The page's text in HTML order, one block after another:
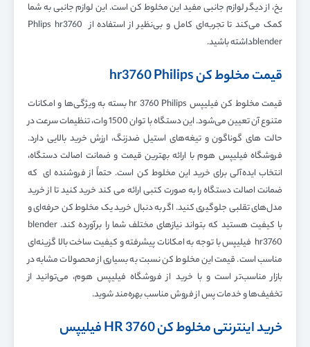
یخ، از دیگر لوازم جانبی مفید این مخلوط کن است. این لوازم جانبی به شما
کمک می‌کند تا تجربه‌ای کامل و بی‌نظیر از استفاده از Phlips hr3760
blenderداشته باشید.
قیمت مخلوط کن hr3760 Philips
قیمت مخلوط کن فیلیپس hr 3760 Philips بسته به ویژگی‌ها و امکانات
متنوع آن تعیین می‌شود. این دستگاه با توان 1500 وات، تنظیمات سرعت در
حالت های گوناگون و تیغه‌های استیل ضدزنگ، ارزش خرید بالایی دارد.
فروشگاه فیلیپس هوم با ارائه بهترین قیمت و ضمانت اصالت دستگاه،
انتخاب ایده‌آلی برای خرید این مخلوط کن است. حتماً از فروشنده ای که
ضمانت اصالت دستگاه را به صورت کتبی ارائه می کند خرید کنید تا از خرید
مدل‌های تقلبی جلوگیری کنید. اگر به دنبال خرید یک مخلوط کن حرفه‌ای و
با کیفیت هستید که بتواند نیازهای مختلف شما را برآورده کند. blender
hr3760 فیلیپس با توجه به امکانات پیشرفته و کیفیت ساخت بالا گزینه‌ای
مناسب است. قیمت این مخلوط کن نسبت به بسیاری از محصولات مشابه در
بازار مناسب‌تر است و با خرید از فروشگاه فیلیپس هوم، می‌توانید از
تخفیف‌ها و خدمات پس از فروش مناسب بهره‌مند شوید.
خرید اینترنتی مخلوط کن HR 3760 فیلیپس